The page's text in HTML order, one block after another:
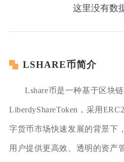
LSHARE币简介
Lshare币是一种基于区块
LiberdyShareToken，采用
字货币市场快速发展的背景下
用户提供更高效、透明的资产